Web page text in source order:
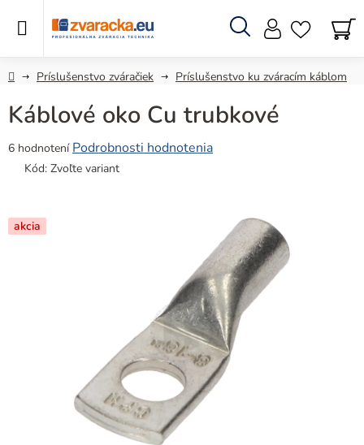
Hľadať
DomovPríslušenstvo zváračiek Príslušenstvo ku zváracím káblom
Káblové oko Cu trubkové
Priemerné
hodnotenie
5,0
z
6 hodnotení Podrobnosti hodnotenia
Kód: Zvoľte variant
akcia